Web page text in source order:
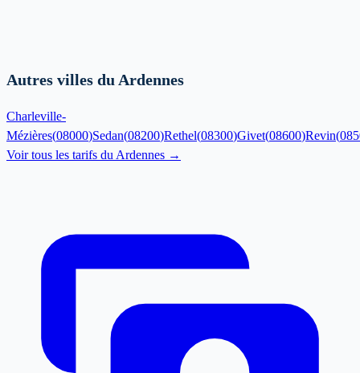
Autres villes du Ardennes
Charleville-
Mézières(08000)Sedan(08200)Rethel(08300)Givet(08600)Revin(
Voir tous les tarifs duArdennes →